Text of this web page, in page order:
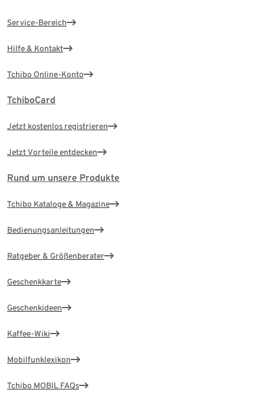
Service-Bereich
Hilfe & Kontakt
Tchibo Online-Konto
TchiboCard
Jetzt kostenlos registrieren
Jetzt Vorteile entdecken
Rund um unsere Produkte
Tchibo Kataloge & Magazine
Bedienungsanleitungen
Ratgeber & Größenberater
Geschenkkarte
Geschenkideen
Kaffee-Wiki
Mobilfunklexikon
Tchibo MOBIL FAQs